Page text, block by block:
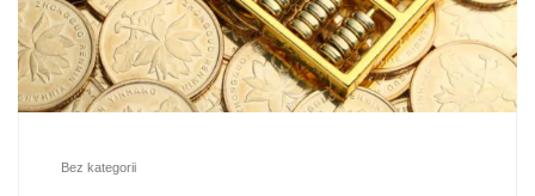
Bez kategorii